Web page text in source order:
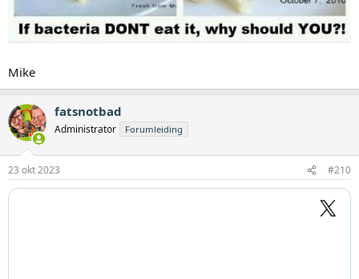
Mike
fatsnotbad
Administrator Forumleiding
23 okt 2023 #210